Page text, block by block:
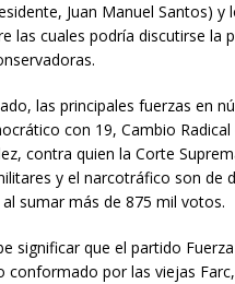
Juan Manuel Santos)
las cuales podría discutirse la
las principales fuerzas en
con 19, Cambio
contra quien la Corte
y el narcotráfico son de
sumar más de 875 mil votos.
significar que el partido
por las viejas